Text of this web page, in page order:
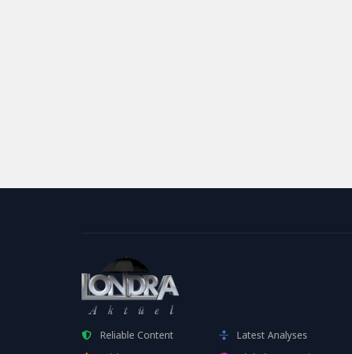
Reliable Content
Latest Analyses